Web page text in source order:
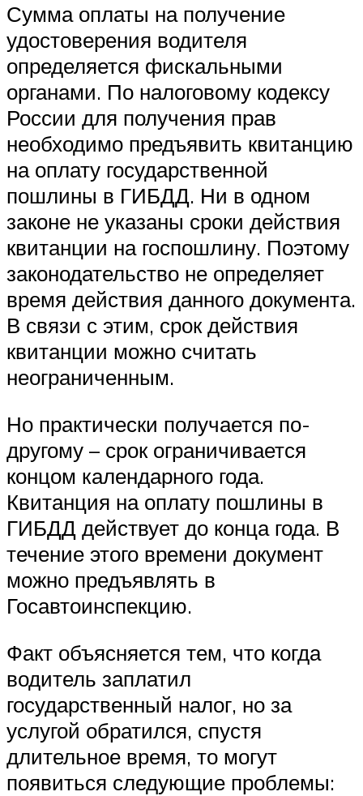
Сумма оплаты на получение
удостоверения водителя
определяется фискальными
органами. По налоговому кодексу
России для получения прав
необходимо предъявить квитанцию
на оплату государственной
пошлины в ГИБДД. Ни в одном
законе не указаны сроки действия
квитанции на госпошлину. Поэтому
законодательство не определяет
время действия данного документа.
В связи с этим, срок действия
квитанции можно считать
неограниченным.
Но практически получается по-
другому – срок ограничивается
концом календарного года.
Квитанция на оплату пошлины в
ГИБДД действует до конца года. В
течение этого времени документ
можно предъявлять в
Госавтоинспекцию.
Факт объясняется тем, что когда
водитель заплатил
государственный налог, но за
услугой обратился, спустя
длительное время, то могут
появиться следующие проблемы: